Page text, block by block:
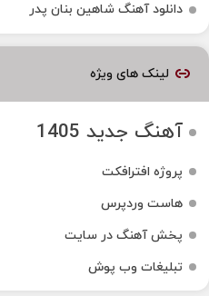
دانلود آهنگ شاهین بنان پدر
لینک های ویژه
آهنگ جدید 1405
پروژه افترافکت
هاست وردپرس
پخش آهنگ در سایت
تبلیغات وب پوش